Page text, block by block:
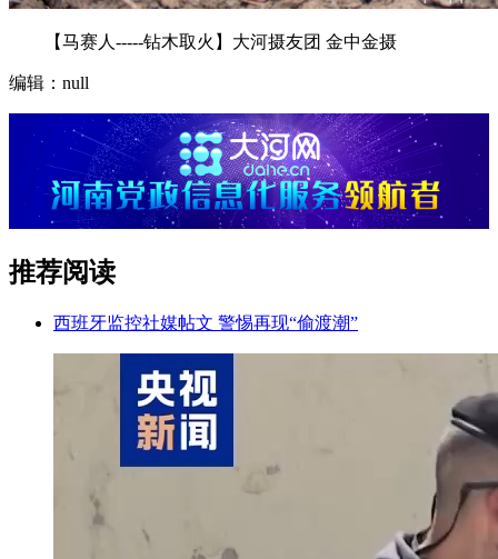
【马赛人-----钻木取火】大河摄友团 金中金摄
编辑：null
推荐阅读
西班牙监控社媒帖文 警惕再现“偷渡潮”